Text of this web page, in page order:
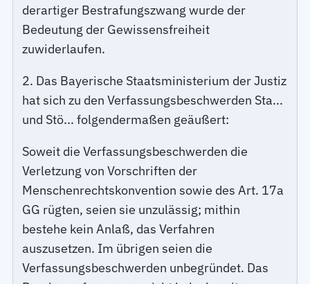
derartiger Bestrafungszwang wurde der
Bedeutung der Gewissensfreiheit
zuwiderlaufen.
2. Das Bayerische Staatsministerium der Justiz
hat sich zu den Verfassungsbeschwerden Sta...
und Stö... folgendermaßen geäußert:
Soweit die Verfassungsbeschwerden die
Verletzung von Vorschriften der
Menschenrechtskonvention sowie des Art. 17a
GG rügten, seien sie unzulässig; mithin
bestehe kein Anlaß, das Verfahren
auszusetzen. Im übrigen seien die
Verfassungsbeschwerden unbegründet. Das